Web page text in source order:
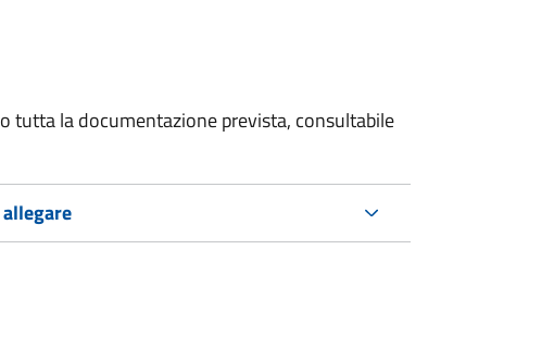
tutta la documentazione prevista, consultabile